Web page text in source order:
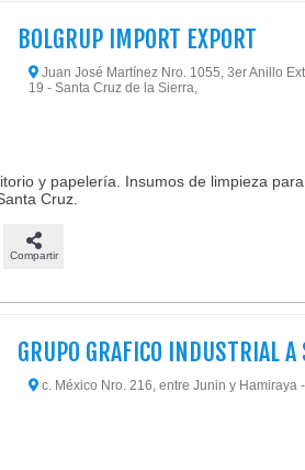
BOLGRUP IMPORT EXPORT
Juan José Martínez Nro. 1055, 3er Anillo
19 - Santa Cruz de la Sierra,
y papelería. Insumos de limpieza
Cruz.
Compartir
GRUPO GRAFICO INDUSTRIAL A
c. México Nro. 216, entre Junin y Hamiraya